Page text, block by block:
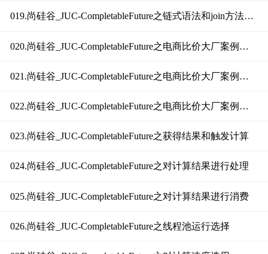
019.尚硅谷_JUC-CompletableFuture之链式语法和join方法介绍
020.尚硅谷_JUC-CompletableFuture之电商比价大厂案例需求分析
021.尚硅谷_JUC-CompletableFuture之电商比价大厂案例编码实战-上集
022.尚硅谷_JUC-CompletableFuture之电商比价大厂案例编码实战-下集
023.尚硅谷_JUC-CompletableFuture之获得结果和触发计算
024.尚硅谷_JUC-CompletableFuture之对计算结果进行处理
025.尚硅谷_JUC-CompletableFuture之对计算结果进行消费
026.尚硅谷_JUC-CompletableFuture之线程池运行选择